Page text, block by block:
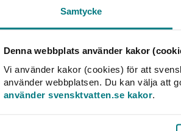
Samtycke
Denna webbplats använder kakor
Vi använder kakor (cookies) för att
använder webbplatsen. Du kan välja att
använder svensktvatten.se kakor.
andra platser, säger han.
omtalade PFAS-målet har
innebär att det kommunala
består av förhöjda halter PFAS
storleken på sådana